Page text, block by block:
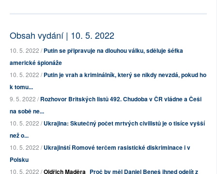
Obsah vydání | 10. 5. 2022
10. 5. 2022 /Putin se připravuje na dlouhou válku, sděluje šéfka
americké špionáže
10. 5. 2022 /Putin je vrah a kriminálník, který se nikdy nevzdá, pokud ho
k tomu...
9. 5. 2022 /Rozhovor Britských listů 492. Chudoba v ČR vládne a Češi
na sobě ne...
10. 5. 2022 /Ukrajina: Skutečný počet mrtvých civilistů je o tisíce vyšší
než o...
10. 5. 2022 /Ukrajinští Romové terčem rasistické diskriminace i v
Polsku
10. 5. 2022 /Oldřich Maděra Proč by měl Daniel Beneš ihned odejít z